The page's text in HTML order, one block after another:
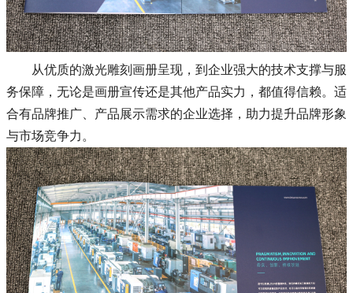
从优质的激光雕刻画册呈现，到企业强大的技术支撑与服
务保障，无论是画册宣传还是其他产品实力，都值得信赖。适
合有品牌推广、产品展示需求的企业选择，助力提升品牌形象
与市场竞争力。